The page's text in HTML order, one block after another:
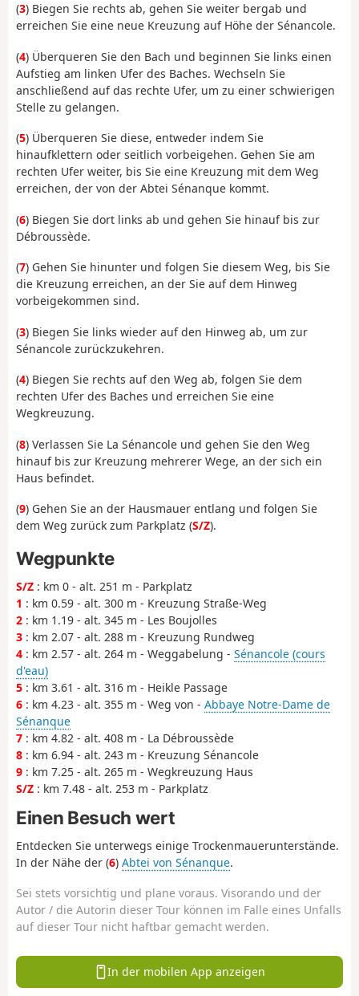
(3) Biegen Sie rechts ab, gehen Sie weiter bergab und
erreichen Sie eine neue Kreuzung auf Höhe der Sénancole.
(4) Überqueren Sie den Bach und beginnen Sie links einen
Aufstieg am linken Ufer des Baches. Wechseln Sie
anschließend auf das rechte Ufer, um zu einer schwierigen
Stelle zu gelangen.
(5) Überqueren Sie diese, entweder indem Sie
hinaufklettern oder seitlich vorbeigehen. Gehen Sie am
rechten Ufer weiter, bis Sie eine Kreuzung mit dem Weg
erreichen, der von der Abtei Sénanque kommt.
(6) Biegen Sie dort links ab und gehen Sie hinauf bis zur
Débroussède.
(7) Gehen Sie hinunter und folgen Sie diesem Weg, bis Sie
die Kreuzung erreichen, an der Sie auf dem Hinweg
vorbeigekommen sind.
(3) Biegen Sie links wieder auf den Hinweg ab, um zur
Sénancole zurückzukehren.
(4) Biegen Sie rechts auf den Weg ab, folgen Sie dem
rechten Ufer des Baches und erreichen Sie eine
Wegkreuzung.
(8) Verlassen Sie La Sénancole und gehen Sie den Weg
hinauf bis zur Kreuzung mehrerer Wege, an der sich ein
Haus befindet.
(9) Gehen Sie an der Hausmauer entlang und folgen Sie
dem Weg zurück zum Parkplatz (S/Z).
Wegpunkte
S/Z : km 0 - alt. 251 m - Parkplatz
1 : km 0.59 - alt. 300 m - Kreuzung Straße-Weg
2 : km 1.19 - alt. 345 m - Les Boujolles
3 : km 2.07 - alt. 288 m - Kreuzung Rundweg
4 : km 2.57 - alt. 264 m - Weggabelung - Sénancole (cours
d'eau)
5 : km 3.61 - alt. 316 m - Heikle Passage
6 : km 4.23 - alt. 355 m - Weg von - Abbaye Notre-Dame de
Sénanque
7 : km 4.82 - alt. 408 m - La Débroussède
8 : km 6.94 - alt. 243 m - Kreuzung Sénancole
9 : km 7.25 - alt. 265 m - Wegkreuzung Haus
S/Z : km 7.48 - alt. 253 m - Parkplatz
Einen Besuch wert
Entdecken Sie unterwegs einige Trockenmauerunterstände.
In der Nähe der (6) Abtei von Sénanque.
Sei stets vorsichtig und plane voraus. Visorando und der
Autor / die Autorin dieser Tour können im Falle eines Unfalls
auf dieser Tour nicht haftbar gemacht werden.
In der mobilen App anzeigen